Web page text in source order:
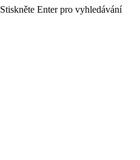
Stiskněte Enter pro vyhledávání